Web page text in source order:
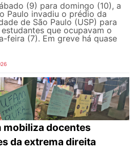
(9) para domingo (10), a
Paulo invadiu o prédio da
de São Paulo (USP) para
que ocupavam o
feira (7). Em greve há quase
mobiliza docentes
da extrema direita